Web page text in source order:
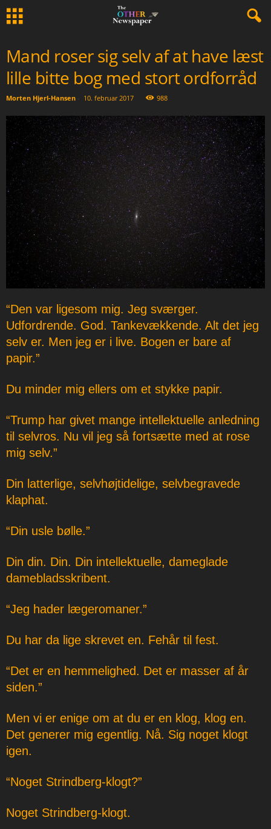
Mand roser sig selv af at have læst
lille bitte bog med stort ordforråd
Morten Hjerl-Hansen - 10. februar 2017 988
“Den var ligesom mig. Jeg sværger.
Udfordrende. God. Tankevækkende. Alt det jeg
selv er. Men jeg er i live. Bogen er bare af
papir.”
Du minder mig ellers om et stykke papir.
“Trump har givet mange intellektuelle anledning
til selvros. Nu vil jeg så fortsætte med at rose
mig selv.”
Din latterlige, selvhøjtidelige, selvbegravede
klaphat.
“Din usle bølle.”
Din din. Din. Din intellektuelle, dameglade
damebladsskribent.
“Jeg hader lægeromaner.”
Du har da lige skrevet en. Fehår til fest.
“Det er en hemmelighed. Det er masser af år
siden.”
Men vi er enige om at du er en klog, klog en.
Det generer mig egentlig. Nå. Sig noget klogt
igen.
“Noget Strindberg-klogt?”
Noget Strindberg-klogt.